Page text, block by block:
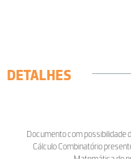
DETALHES
Documento com possibilidade
Cálculo Combinatório